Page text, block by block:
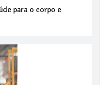
para o corpo e